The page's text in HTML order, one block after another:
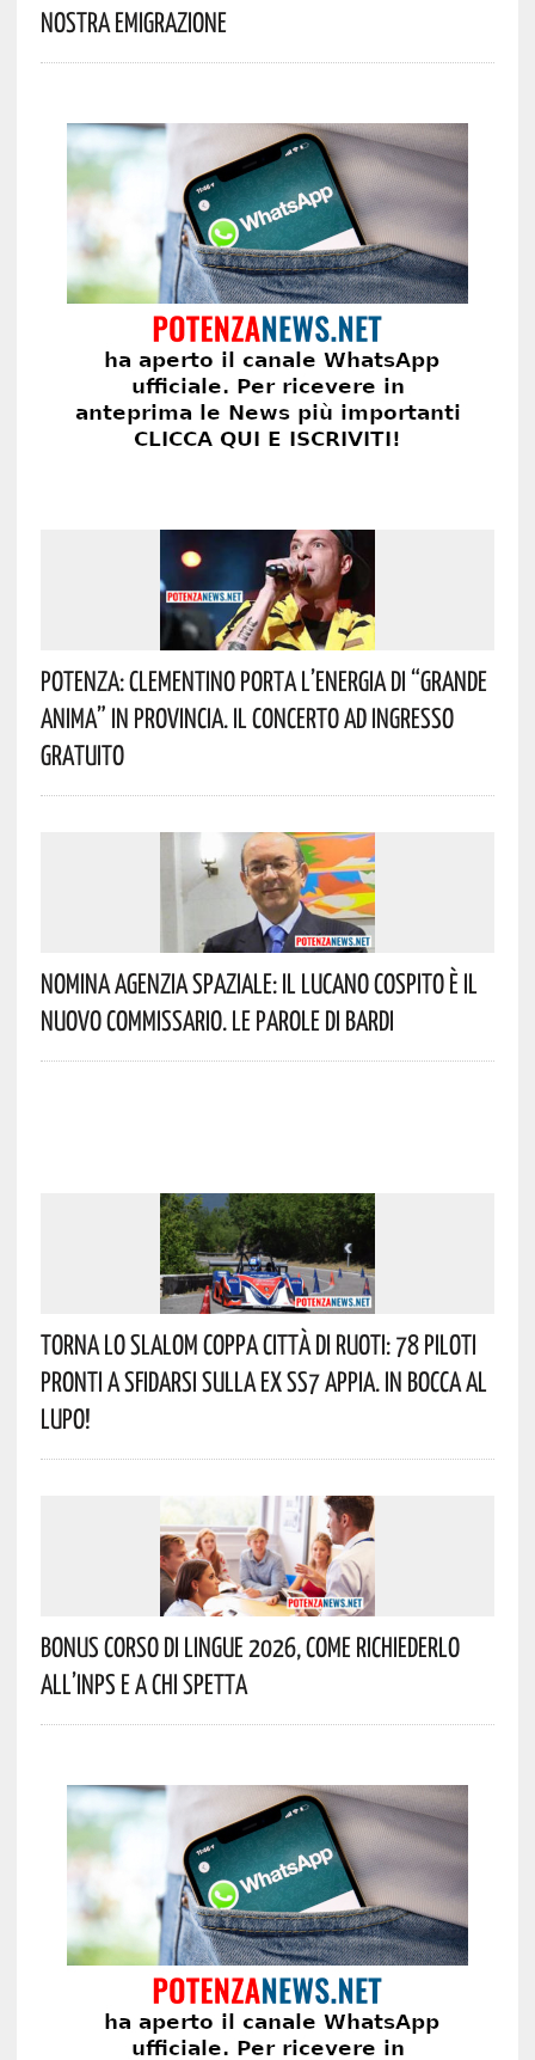
Nostra Emigrazione
Potenza: Clementino Porta L’energia Di “Grande
Anima” In Provincia. Il Concerto Ad Ingresso
Gratuito
Nomina Agenzia Spaziale: Il Lucano Cospito È Il
Nuovo Commissario. Le Parole Di Bardi
Torna Lo Slalom Coppa Città Di Ruoti: 78 Piloti
Pronti A Sfidarsi Sulla Ex SS7 Appia. In Bocca Al
Lupo!
Bonus Corso Di Lingue 2026, Come Richiederlo
All’INPS E A Chi Spetta